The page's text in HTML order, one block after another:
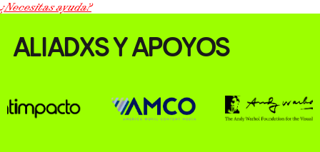
¿Necesitas ayuda?
ALIADXS Y APOYOS